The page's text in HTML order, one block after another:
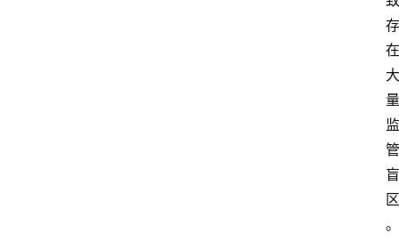
存
在
大
量
监
管
盲
区
。